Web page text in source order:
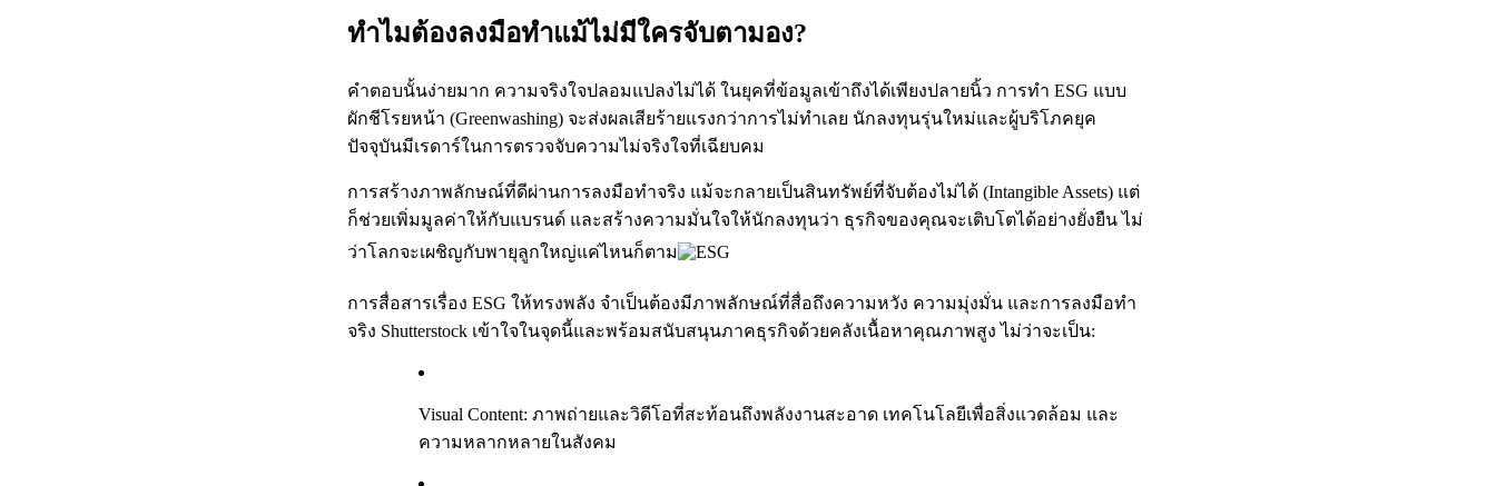
ทำไมต้องลงมือทำแม้ไม่มีใครจับตามอง?
คำตอบนั้นง่ายมาก ความจริงใจปลอมแปลงไม่ได้ ในยุคที่ข้อมูลเข้าถึงได้เพียงปลายนิ้ว การทำ ESG แบบ
ผักชีโรยหน้า (Greenwashing) จะส่งผลเสียร้ายแรงกว่าการไม่ทำเลย นักลงทุนรุ่นใหม่และผู้บริโภคยุค
ปัจจุบันมีเรดาร์ในการตรวจจับความไม่จริงใจที่เฉียบคม
การสร้างภาพลักษณ์ที่ดีผ่านการลงมือทำจริง แม้จะกลายเป็นสินทรัพย์ที่จับต้องไม่ได้ (Intangible Assets) แต่
ก็ช่วยเพิ่มมูลค่าให้กับแบรนด์ และสร้างความมั่นใจให้นักลงทุนว่า ธุรกิจของคุณจะเติบโตได้อย่างยั่งยืน ไม่
ว่าโลกจะเผชิญกับพายุลูกใหญ่แค่ไหนก็ตาม
การสื่อสารเรื่อง ESG ให้ทรงพลัง จำเป็นต้องมีภาพลักษณ์ที่สื่อถึงความหวัง ความมุ่งมั่น และการลงมือทำ
จริง Shutterstock เข้าใจในจุดนี้และพร้อมสนับสนุนภาคธุรกิจด้วยคลังเนื้อหาคุณภาพสูง ไม่ว่าจะเป็น:
Visual Content: ภาพถ่ายและวิดีโอที่สะท้อนถึงพลังงานสะอาด เทคโนโลยีเพื่อสิ่งแวดล้อม และ
ความหลากหลายในสังคม